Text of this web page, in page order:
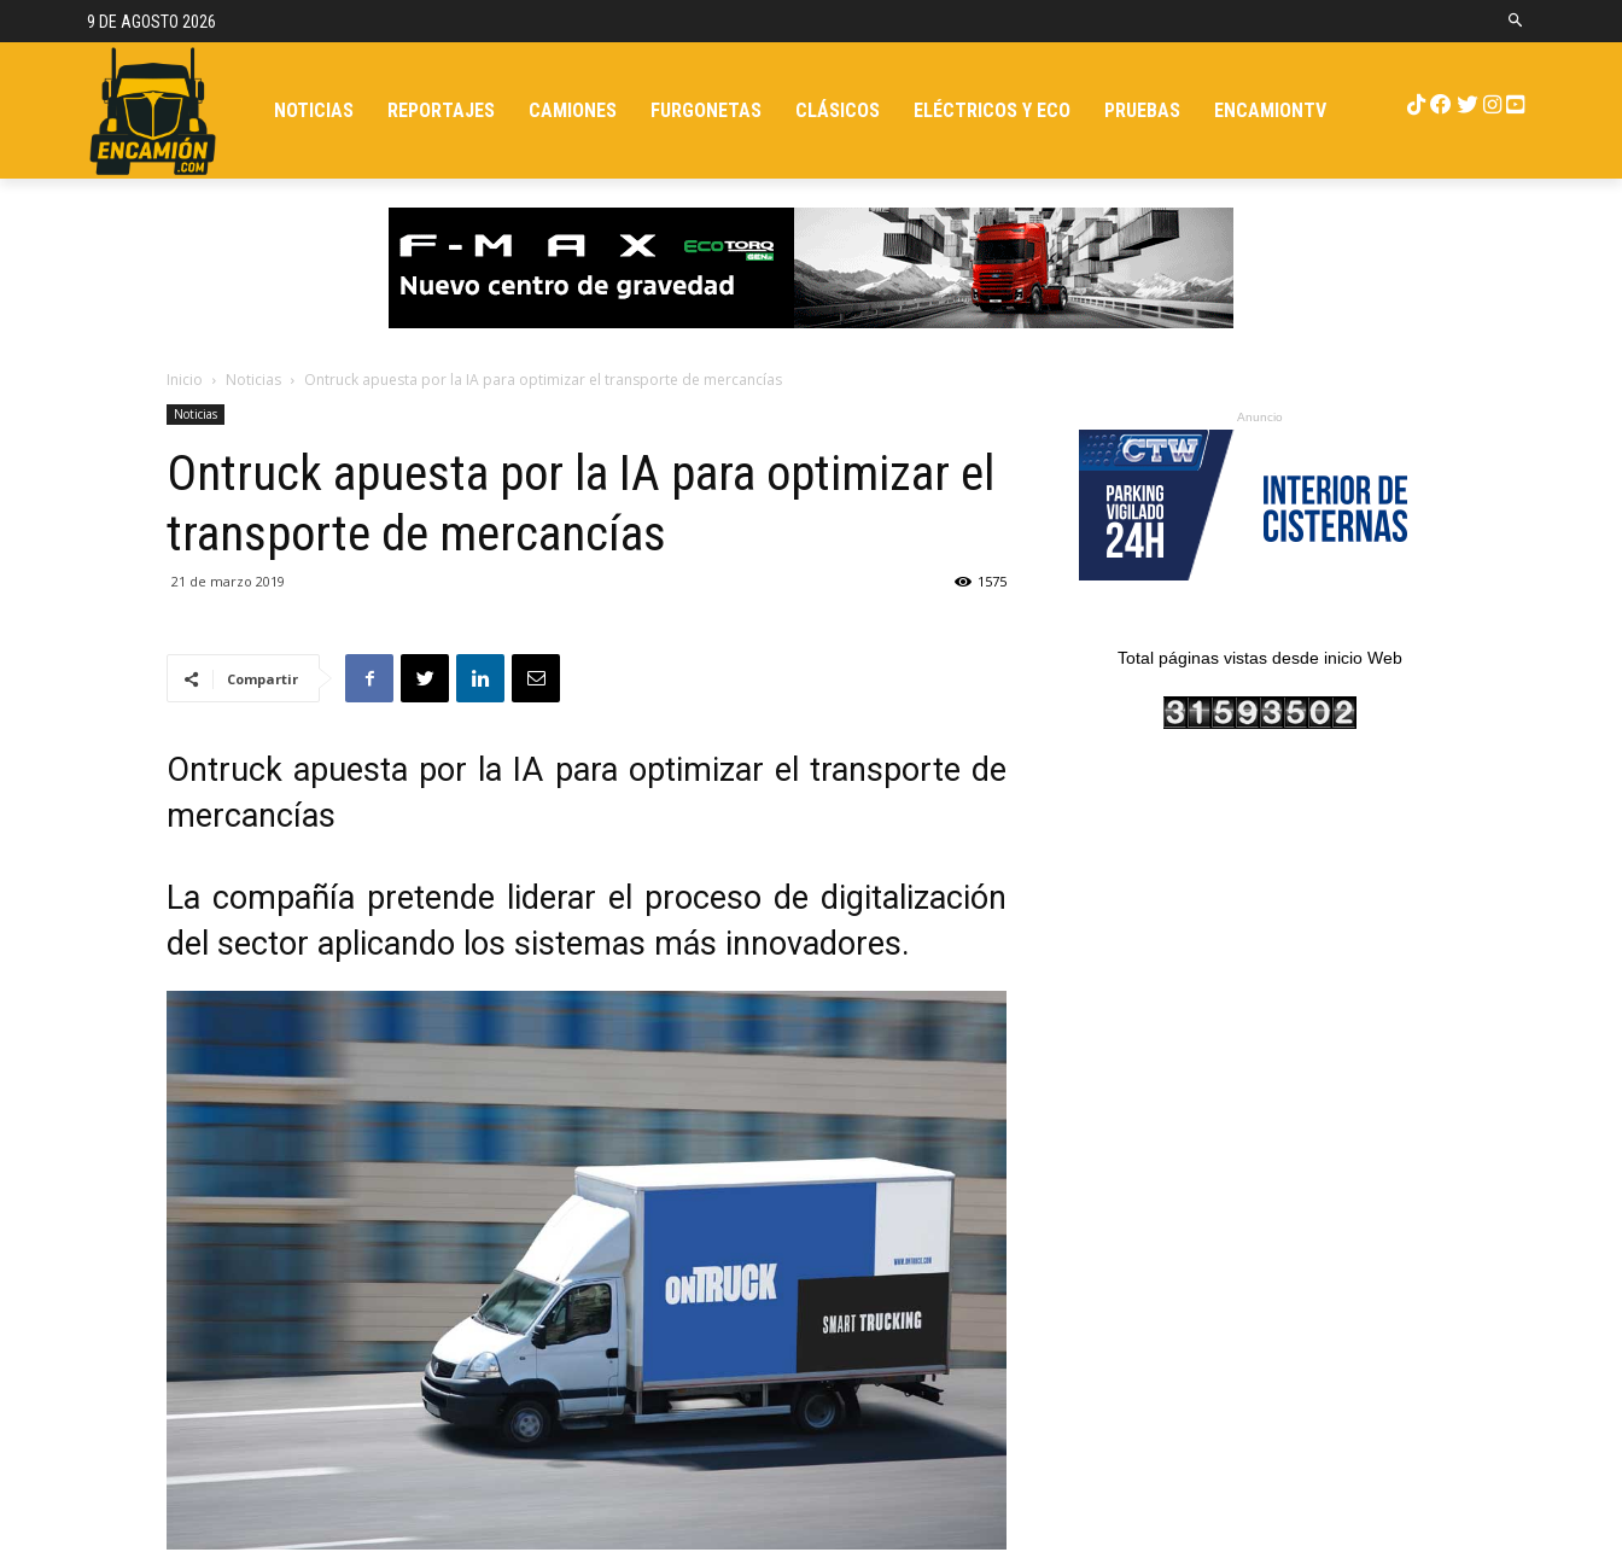
9 DE AGOSTO 2026
NOTICIAS REPORTAJES CAMIONES FURGONETAS CLÁSICOS ELÉCTRICOS Y ECO PRUEBAS ENCAMIONTV
Inicio Noticias Ontruck apuesta por la IA para optimizar el transporte de mercancías
Noticias
Ontruck apuesta por la IA para optimizar el
transporte de mercancías
21 de marzo 2019 1575
Compartir
Ontruck apuesta por la IA para optimizar el transporte de
mercancías
La compañía pretende liderar el proceso de digitalización
del sector aplicando los sistemas más innovadores.
Anuncio
Total páginas vistas desde inicio Web